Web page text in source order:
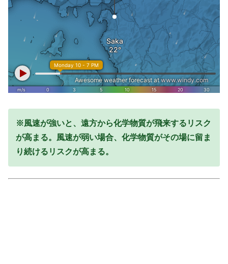
※風速が強いと、遠方から化学物質が飛来するリスク
が高まる。風速が弱い場合、化学物質がその場に留ま
り続けるリスクが高まる。